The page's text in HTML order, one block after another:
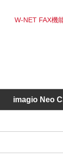
W-NET FAX機
imagio Neo